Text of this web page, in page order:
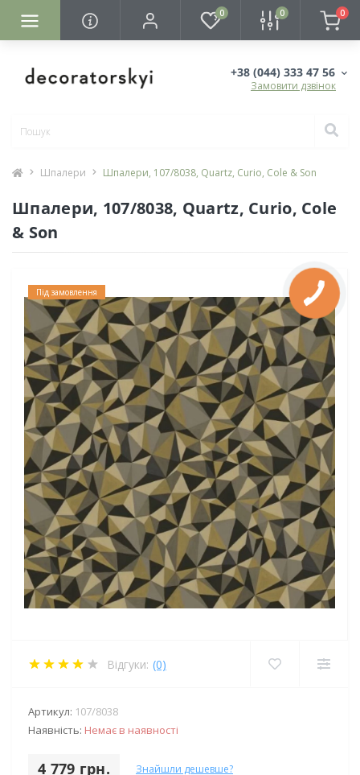
0 0 0
+38 (044) 333 47 56
Замовити дзвінок
Шпалери Шпалери, 107/8038, Quartz, Curio, Cole & Son
Шпалери, 107/8038, Quartz, Curio, Cole
& Son
Під замовлення
Відгуки: (0)
Артикул: 107/8038
Наявність: Немає в наявності
4 779 грн. Знайшли дешевше?